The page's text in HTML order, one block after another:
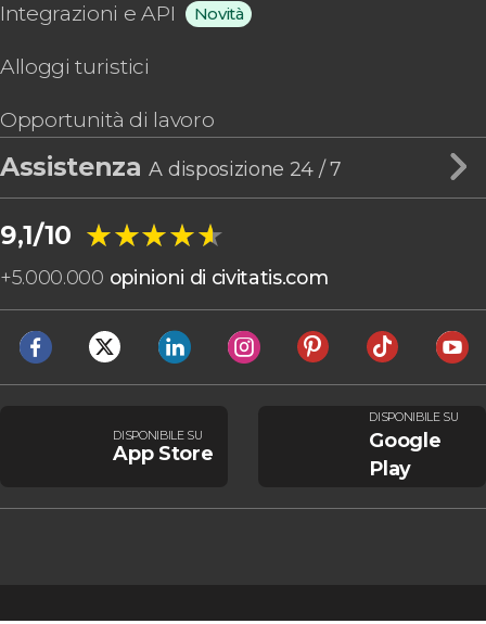
Integrazioni e API Novità
Alloggi turistici
Opportunità di lavoro
AssistenzaA disposizione 24 / 7
9,1/10 ★★★★★
★★★★★
+5.000.000 opinioni di civitatis.com
DISPONIBILE SU
App Store
DISPONIBILE SU
Google
Play